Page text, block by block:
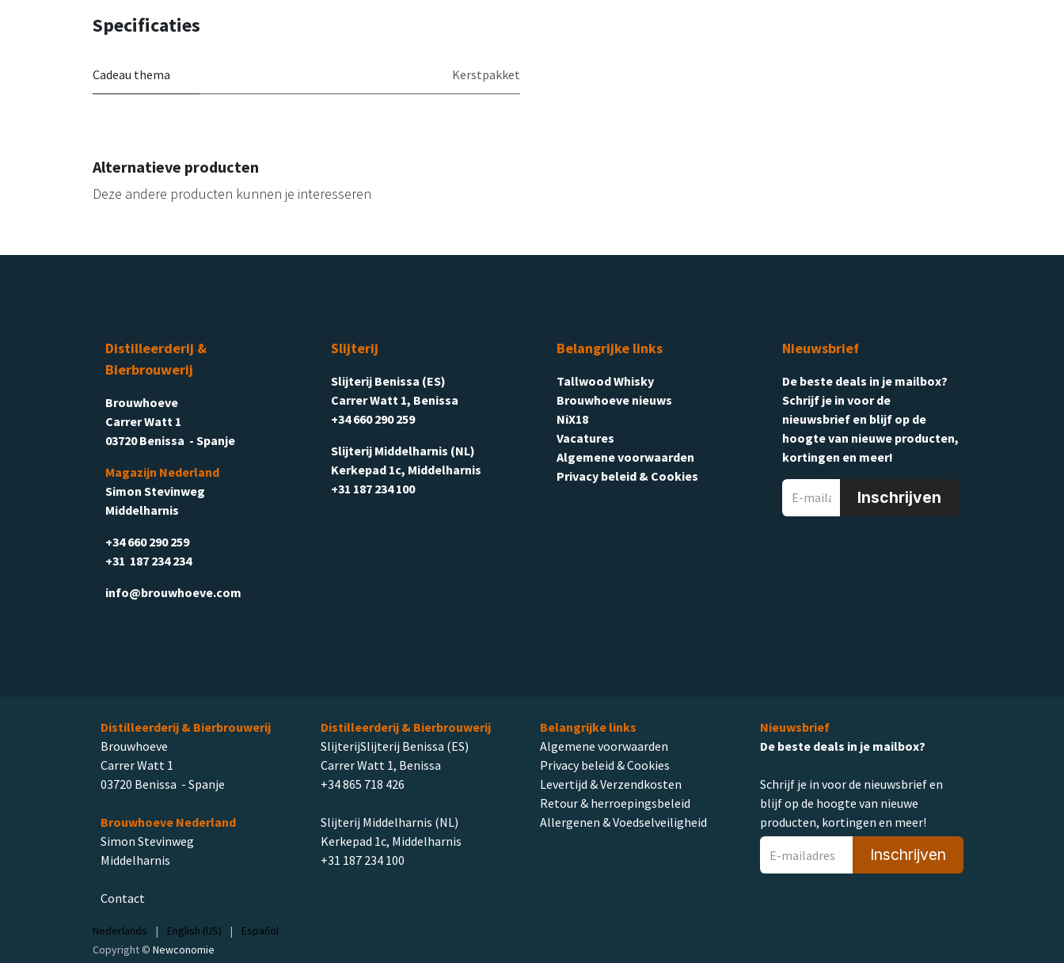
Specificaties
Cadeau thema Kerstpakket
Alternatieve producten
Deze andere producten kunnen je interesseren
Distilleerderij &
Bierbrouwerij
Brouwhoeve
Carrer Watt 1
03720 Benissa - Spanje
Magazijn Nederland
Simon Stevinweg
Middelharnis
+34 660 290 259
+31 187 234 234
info@brouwhoeve.com
Slijterij
Slijterij Benissa (ES)
Carrer Watt 1, Benissa
+34 660 290 259
Slijterij Middelharnis (NL)
Kerkepad 1c, Middelharnis
+31 187 234 100
Belangrijke links
Tallwood Whisky
Brouwhoeve nieuws
NiX18
Vacatures
Algemene voorwaarden
Privacy beleid & Cookies
Nieuwsbrief
De beste deals in je mailbox?
Schrijf je in voor de
nieuwsbrief en blijf op de
hoogte van nieuwe producten,
kortingen en meer!
Inschrijven
Distilleerderij & Bierbrouwerij
Brouwhoeve
Carrer Watt 1
03720 Benissa - Spanje
Brouwhoeve Nederland
Simon Stevinweg
Middelharnis
Contact
Distilleerderij & Bierbrouwerij
SlijterijSlijterij Benissa (ES)
Carrer Watt 1, Benissa
+34 865 718 426
Slijterij Middelharnis (NL)
Kerkepad 1c, Middelharnis
+31 187 234 100
Belangrijke links
Algemene voorwaarden
Privacy beleid & Cookies
Levertijd & Verzendkosten
Retour & herroepingsbeleid
Allergenen & Voedselveiligheid
Nieuwsbrief
De beste deals in je mailbox?
Schrijf je in voor de nieuwsbrief en
blijf op de hoogte van nieuwe
producten, kortingen en meer!
Inschrijven
Copyright © Newconomie
Nederlands | English (US) | Español